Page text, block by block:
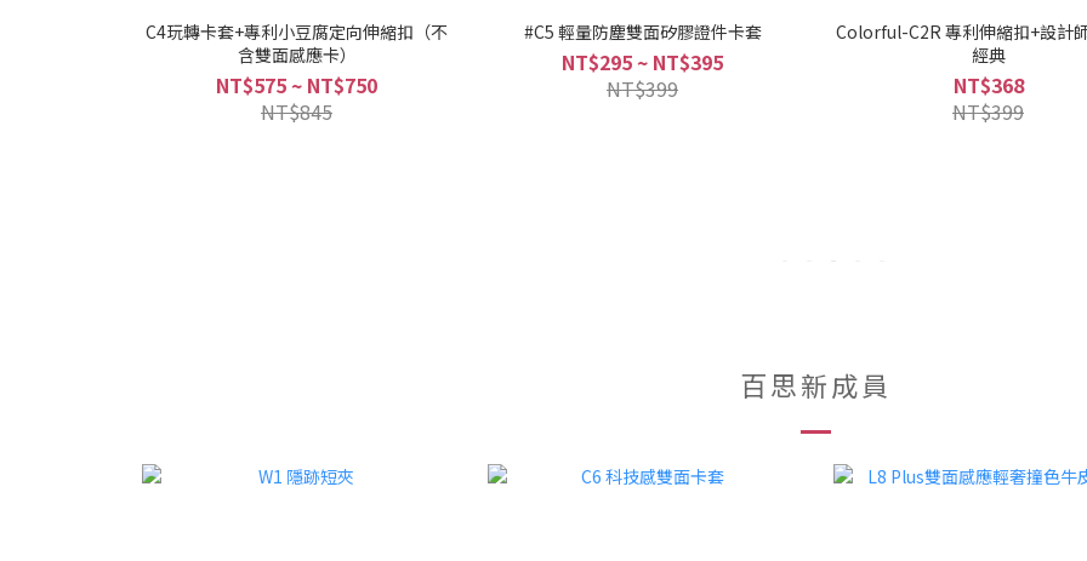
C4玩轉卡套+專利小豆腐定向伸縮扣（不
含雙面感應卡）
NT$575 ~ NT$750
NT$845
#C5 輕量防塵雙面矽膠證件卡套
NT$295 ~ NT$395
NT$399
Colorful-C2R 專利伸縮扣+設計
經典
NT$368
NT$399
百思新成員